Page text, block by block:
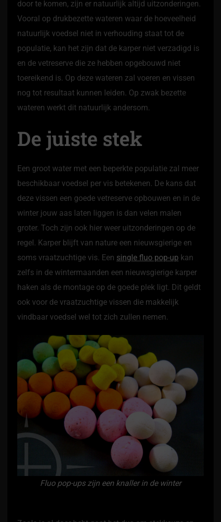
door te komen, zijn er natuurlijk altijd uitzonderingen.
Vooral op drukbezette wateren waar de hoeveelheid
natuurlijk voedsel niet in verhouding staat tot de
populatie, kan het zijn dat de karper niet verzadigd is
en de vetreserve die ze hebben opgebouwd niet
toereikend is. Op deze wateren zal voeren en vissen
nog tot resultaat kunnen leiden. Op zwak bezette
wateren werkt dit natuurlijk andersom.
De juiste stek
Een groot water met een beperkte populatie zal meer
beschikbaar voedsel per vis betekenen. De kans dat
deze vissen een goede vetreserve opbouwen en in de
winter jouw aas laten liggen is dan velen malen
groter. Toch zijn ook hier weer uitzonderingen op de
regel. Karper blijft van nature een nieuwsgierige en
soms vraatzuchtige vis. Een single fluo pop-up kan
zelfs in de wintermaanden een nieuwsgierige karper
haken als de montage op de goede plek ligt. Dit geldt
ook voor de vraatzuchtige vissen die makkelijk
vindbaar voedsel wel tot zich zullen nemen.
Fluo pop-ups zijn een knaller in de winter